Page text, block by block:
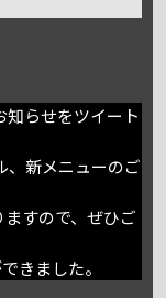
らせをツイート
、新メニューのご
すので、ぜひご
きました。